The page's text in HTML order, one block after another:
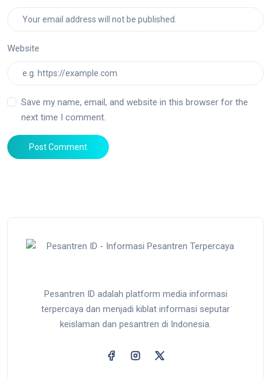
Website
Save my name, email, and website in this browser for the
next time I comment.
Post Comment
Pesantren ID adalah platform media informasi
terpercaya dan menjadi kiblat informasi seputar
keislaman dan pesantren di Indonesia.